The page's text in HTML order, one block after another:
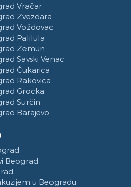
Vračar
Zvezdara
Voždovac
Palilula
Zemun
Savski Venac
Čukarica
Rakovica
Grocka
Surčin
Barajevo
Beograd
u Beogradu